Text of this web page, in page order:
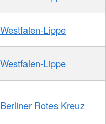
Westfalen-Lippe
Westfalen-Lippe
Berliner Rotes Kreuz